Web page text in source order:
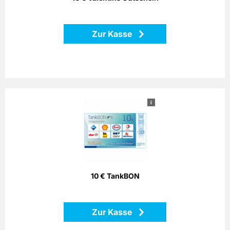
Zur Kasse
i
10 € TankBON
Zur Kasse
Bezahlen Sie einfach mit dem Bonago-Tankgutschein. Der
Bonago-Tankgutschein ist einlösbar per Telefon, Postalisch
oder Internet gegen Gutschein an zahlreichen